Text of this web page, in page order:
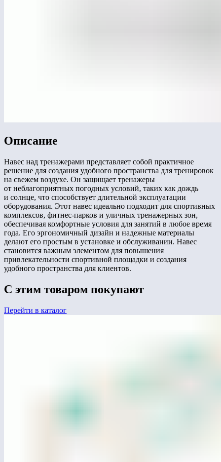
Описание
Навес над тренажерами представляет собой практичное
решение для создания удобного пространства для тренировок
на свежем воздухе. Он защищает тренажеры
от неблагоприятных погодных условий, таких как дождь
и солнце, что способствует длительной эксплуатации
оборудования. Этот навес идеально подходит для спортивных
комплексов, фитнес-парков и уличных тренажерных зон,
обеспечивая комфортные условия для занятий в любое время
года. Его эргономичный дизайн и надежные материалы
делают его простым в установке и обслуживании. Навес
становится важным элементом для повышения
привлекательности спортивной площадки и создания
удобного пространства для клиентов.
С этим товаром покупают
Перейти в каталог